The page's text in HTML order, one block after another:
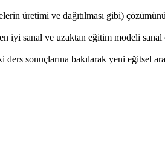
üretimi ve dağıtılması gibi)
sanal ve uzaktan eğitim modeli sanal
sonuçlarına bakılarak yeni eğitsel